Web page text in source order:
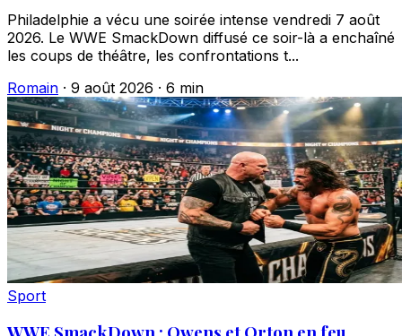
Philadelphie a vécu une soirée intense vendredi 7 août
2026. Le WWE SmackDown diffusé ce soir-là a enchaîné
les coups de théâtre, les confrontations t...
Romain · 9 août 2026 · 6 min
Sport